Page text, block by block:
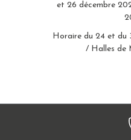
et 26 décembre
Horaire du 24 et du
/ Halles de